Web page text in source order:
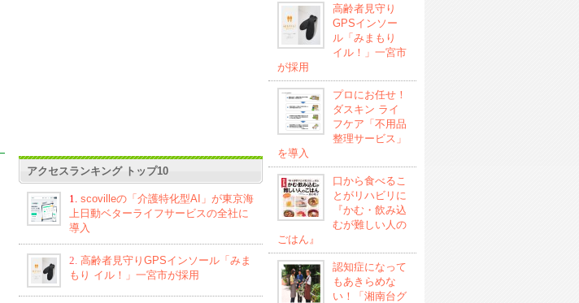
アクセスランキング トップ10
1.
scovilleの「介護特化型AI」が東京海
上日動ベターライフサービスの全社に
導入
2. 高齢者見守りGPSインソール「みま
もり イル！」一宮市が採用
高齢者見守り
GPSインソー
ル「みまもり
イル！」一宮市
が採用
プロにお任せ！
ダスキン ライ
フケア「不用品
整理サービス」
を導入
口から食べるこ
とがリハビリに
『かむ・飲み込
むが難しい人の
ごはん』
認知症になって
もあきらめな
い！「湘南台グ